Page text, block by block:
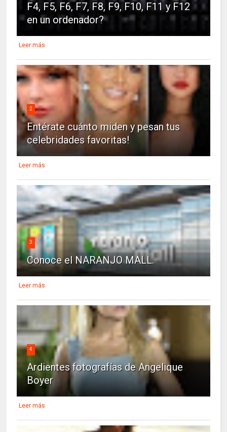
F4, F5, F6, F7, F8, F9, F10, F11 y F12
en un ordenador?
Leer más
2
Entérate cuánto miden y pesan tus
celebridades favoritas!
Leer más
3
Conoce el NARANJO MALL.
Leer más
4
Ardientes fotografías de Angelique
Boyer
Leer más